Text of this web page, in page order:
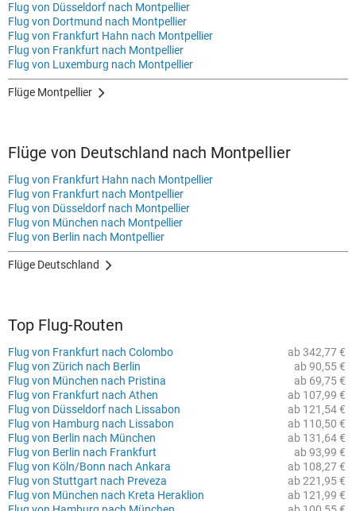
Flug von Düsseldorf nach Montpellier
Flug von Dortmund nach Montpellier
Flug von Frankfurt Hahn nach Montpellier
Flug von Frankfurt nach Montpellier
Flug von Luxemburg nach Montpellier
Flüge Montpellier
Flüge von Deutschland nach Montpellier
Flug von Frankfurt Hahn nach Montpellier
Flug von Frankfurt nach Montpellier
Flug von Düsseldorf nach Montpellier
Flug von München nach Montpellier
Flug von Berlin nach Montpellier
Flüge Deutschland
Top Flug-Routen
ab 342,77 €
Flug von Frankfurt nach Colombo
ab 90,55 €
Flug von Zürich nach Berlin
ab 69,75 €
Flug von München nach Pristina
ab 107,99 €
Flug von Frankfurt nach Athen
ab 121,54 €
Flug von Düsseldorf nach Lissabon
ab 110,50 €
Flug von Hamburg nach Lissabon
ab 131,64 €
Flug von Berlin nach München
ab 93,99 €
Flug von Berlin nach Frankfurt
ab 108,27 €
Flug von Köln/Bonn nach Ankara
ab 221,95 €
Flug von Stuttgart nach Preveza
ab 121,99 €
Flug von München nach Kreta Heraklion